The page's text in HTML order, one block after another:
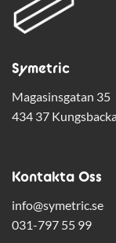
Symetric
Magasinsgatan 35
434 37
Kontakta Oss
info@symetric.se
031-797 55 99